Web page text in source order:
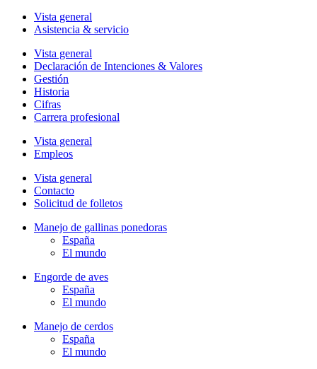
Vista general
Asistencia & servicio
Vista general
Declaración de Intenciones & Valores
Gestión
Historia
Cifras
Carrera profesional
Vista general
Empleos
Vista general
Contacto
Solicitud de folletos
Manejo de gallinas ponedoras
España
El mundo
Engorde de aves
España
El mundo
Manejo de cerdos
España
El mundo